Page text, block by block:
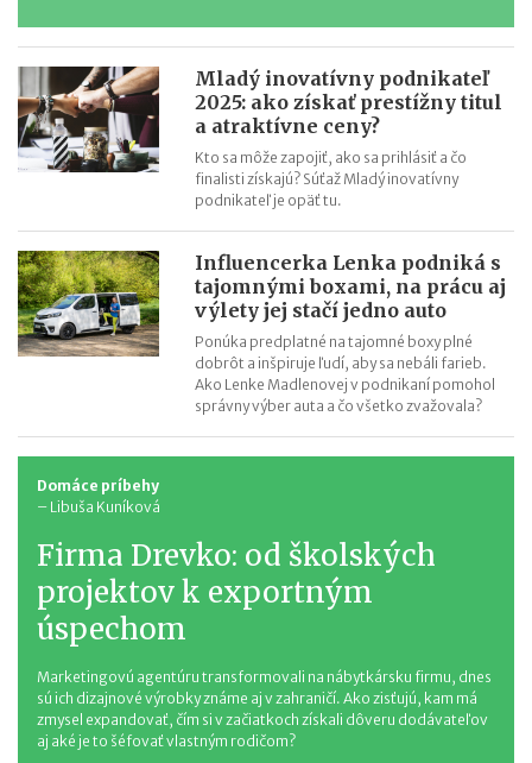
Mladý inovatívny podnikateľ
2025: ako získať prestížny titul
a atraktívne ceny?
Kto sa môže zapojiť, ako sa prihlásiť a čo
finalisti získajú? Súťaž Mladý inovatívny
podnikateľ je opäť tu.
Influencerka Lenka podniká s
tajomnými boxami, na prácu aj
výlety jej stačí jedno auto
Ponúka predplatné na tajomné boxy plné
dobrôt a inšpiruje ľudí, aby sa nebáli farieb.
Ako Lenke Madlenovej v podnikaní pomohol
správny výber auta a čo všetko zvažovala?
Domáce príbehy
– Libuša Kuníková
Firma Drevko: od školských
projektov k exportným
úspechom
Marketingovú agentúru transformovali na nábytkársku firmu, dnes
sú ich dizajnové výrobky známe aj v zahraničí. Ako zisťujú, kam má
zmysel expandovať, čím si v začiatkoch získali dôveru dodávateľov
aj aké je to šéfovať vlastným rodičom?